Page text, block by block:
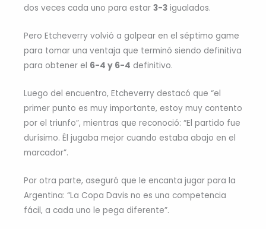
dos veces cada uno para estar 3-3 igualados.
Pero Etcheverry volvió a golpear en el séptimo game
para tomar una ventaja que terminó siendo definitiva
para obtener el 6-4 y 6-4 definitivo.
Luego del encuentro, Etcheverry destacó que “el
primer punto es muy importante, estoy muy contento
por el triunfo”, mientras que reconoció: “El partido fue
durísimo. Él jugaba mejor cuando estaba abajo en el
marcador”.
Por otra parte, aseguró que le encanta jugar para la
Argentina: “La Copa Davis no es una competencia
fácil, a cada uno le pega diferente”.